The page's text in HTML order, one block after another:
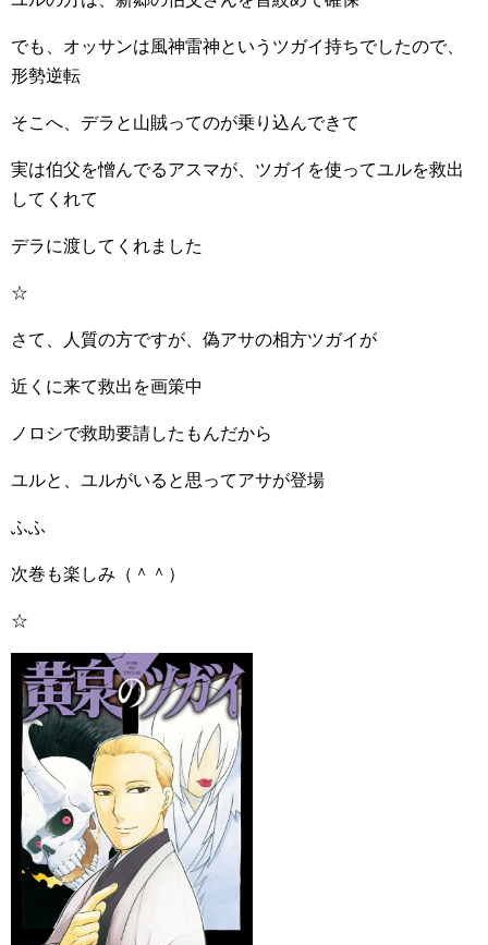
でも、オッサンは風神雷神というツガイ持ちでしたので、
形勢逆転
そこへ、デラと山賊ってのが乗り込んできて
実は伯父を憎んでるアスマが、ツガイを使ってユルを救出
してくれて
デラに渡してくれました
☆
さて、人質の方ですが、偽アサの相方ツガイが
近くに来て救出を画策中
ノロシで救助要請したもんだから
ユルと、ユルがいると思ってアサが登場
ふふ
次巻も楽しみ（＾＾）
☆